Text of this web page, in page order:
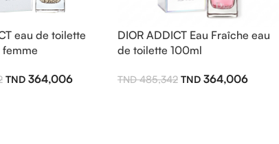
eau de toilette
364,006
DIOR ADDICT Eau Fraîche eau
de toilette 100ml
485,342 364,006